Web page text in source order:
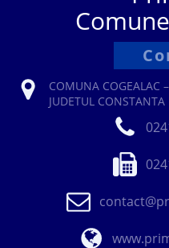
COMUNA COGEALAC
JUDETUL CONSTANTA